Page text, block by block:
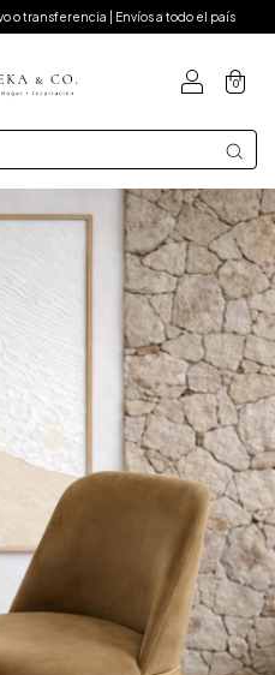
o transferencia | Envíos a todo el país
0